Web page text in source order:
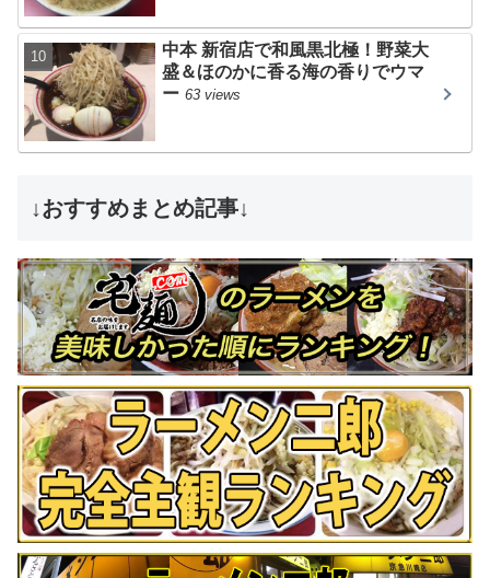
中本 新宿店で和風黒北極！野菜大
盛＆ほのかに香る海の香りでウマ
ー 63 views
↓おすすめまとめ記事↓